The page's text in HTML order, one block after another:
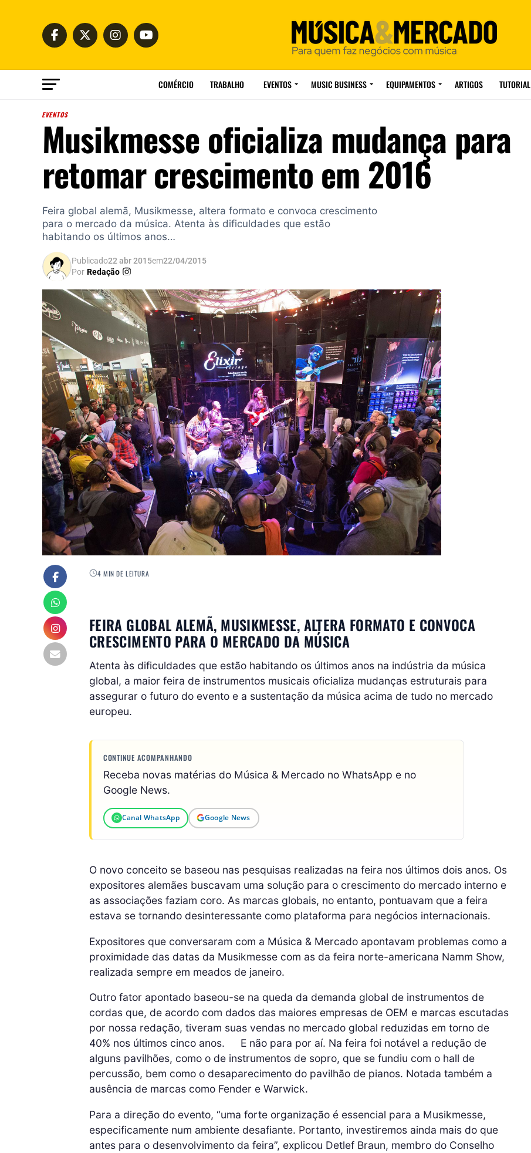
COMÉRCIO TRABALHO EVENTOS MUSIC BUSINESS EQUIPAMENTOS ARTIGOS TUTORIAL
EVENTOS
Musikmesse oficializa mudança para
retomar crescimento em 2016
Feira global alemã, Musikmesse, altera formato e convoca crescimento
para o mercado da música. Atenta às dificuldades que estão
habitando os últimos anos…
Publicado22 abr 2015em22/04/2015
Por Redação
4 MIN DE LEITURA
FEIRA GLOBAL ALEMÃ, MUSIKMESSE, ALTERA FORMATO E CONVOCA
CRESCIMENTO PARA O MERCADO DA MÚSICA
Atenta às dificuldades que estão habitando os últimos anos na indústria da música
global, a maior feira de instrumentos musicais oficializa mudanças estruturais para
assegurar o futuro do evento e a sustentação da música acima de tudo no mercado
europeu.
CONTINUE ACOMPANHANDO
Receba novas matérias do Música & Mercado no WhatsApp e no
Google News.
Canal WhatsApp Google News
O novo conceito se baseou nas pesquisas realizadas na feira nos últimos dois anos. Os
expositores alemães buscavam uma solução para o crescimento do mercado interno e
as associações faziam coro. As marcas globais, no entanto, pontuavam que a feira
estava se tornando desinteressante como plataforma para negócios internacionais.
Expositores que conversaram com a Música & Mercado apontavam problemas como a
proximidade das datas da Musikmesse com as da feira norte-americana Namm Show,
realizada sempre em meados de janeiro.
Outro fator apontado baseou-se na queda da demanda global de instrumentos de
cordas que, de acordo com dados das maiores empresas de OEM e marcas escutadas
por nossa redação, tiveram suas vendas no mercado global reduzidas em torno de
40% nos últimos cinco anos. E não para por aí. Na feira foi notável a redução de
alguns pavilhões, como o de instrumentos de sopro, que se fundiu com o hall de
percussão, bem como o desaparecimento do pavilhão de pianos. Notada também a
ausência de marcas como Fender e Warwick.
Para a direção do evento, “uma forte organização é essencial para a Musikmesse,
especificamente num ambiente desafiante. Portanto, investiremos ainda mais do que
antes para o desenvolvimento da feira”, explicou Detlef Braun, membro do Conselho